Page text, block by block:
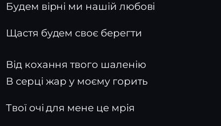
Будем вірні ми нашій любові
Щастя будем своє берегти
Від кохання твого шаленію
В серці жар у моєму горить
Твої очі для мене це мрія